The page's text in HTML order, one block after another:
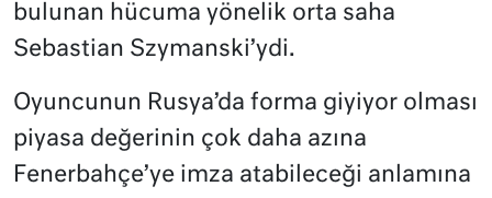
bulunan hücuma yönelik orta saha
Sebastian Szymanski’ydi.
Oyuncunun Rusya’da forma giyiyor olması
piyasa değerinin çok daha azına
Fenerbahçe’ye imza atabileceği anlamına